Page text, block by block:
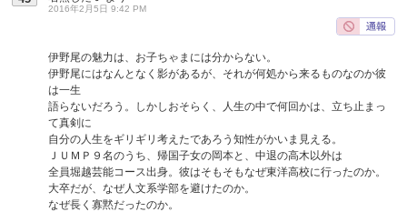
2016年2月5日 9:42 PM
伊野尾の魅力は、お子ちゃまには分からない。
伊野尾にはなんとなく影があるが、それが何処から来るものなのか彼
は一生
語らないだろう。しかしおそらく、人生の中で何回かは、立ち止まっ
て真剣に
自分の人生をギリギリ考えたであろう知性がかいま見える。
ＪＵＭＰ９名のうち、帰国子女の岡本と、中退の高木以外は
全員堀越芸能コース出身。彼はそもそもなぜ東洋高校に行ったのか。
大卒だが、なぜ人文系学部を避けたのか。
なぜ長く寡黙だったのか。